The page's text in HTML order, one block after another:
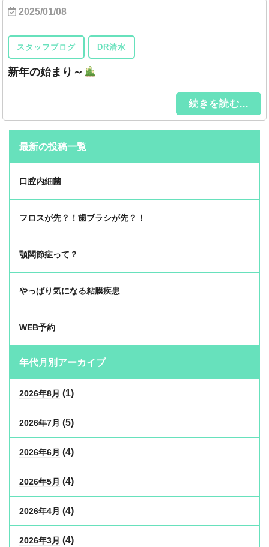
2025/01/08
スタッフブログ DR清水
新年の始まり～
続きを読む...
最新の投稿一覧
口腔内細菌
フロスが先？！歯ブラシが先？！
顎関節症って？
やっぱり気になる粘膜疾患
WEB予約
年代月別アーカイブ
2026年8月 (1)
2026年7月 (5)
2026年6月 (4)
2026年5月 (4)
2026年4月 (4)
2026年3月 (4)